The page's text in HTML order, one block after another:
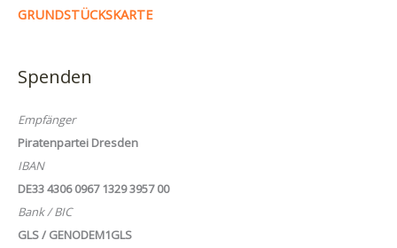
GRUNDSTÜCKSKARTE
Spenden
Empfänger
Piratenpartei Dresden
IBAN
DE33 4306 0967 1329 3957 00
Bank / BIC
GLS / GENODEM1GLS